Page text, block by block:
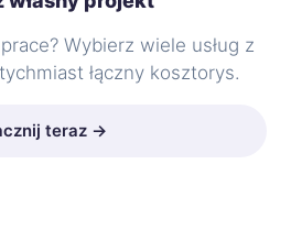
Wybierz wiele usług z
łączny kosztorys.
teraz →